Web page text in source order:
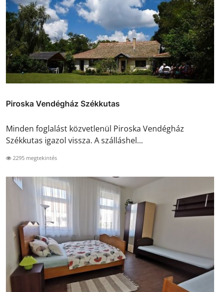
Piroska Vendégház Székkutas
Minden foglalást közvetlenül Piroska Vendégház
Székkutas igazol vissza. A szálláshel...
2295 megtekintés